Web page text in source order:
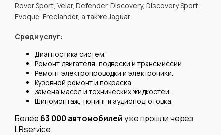
Rover Sport, Velar, Defender, Discovery, Discovery Sport,
Evoque, Freelander, а также Jaguar.
Среди услуг:
Диагностика систем.
Ремонт двигателя, подвески и трансмиссии.
Ремонт электропроводки и электроники.
Кузовной ремонт и покраска.
Замена масел и технических жидкостей.
Шиномонтаж, тюнинг и аудиоподготовка.
Более 63 000 автомобилейуже прошли через
LRservice.